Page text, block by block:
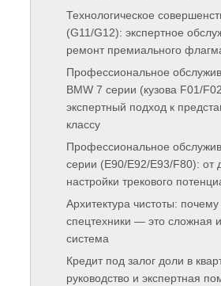
Технологическое
(G11/G12): экспертное
ремонт премиального
Профессиональное
BMW 7 серии (кузова F01/
экспертный подход к
классу
Профессиональное
серии (E90/E92/E93/F80): от
настройки трекового
Архитектура чистоты:
спецтехники — это сложная
система
Кредит под залог доли в
руководство и экспертная